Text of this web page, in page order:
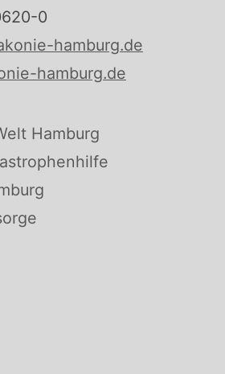
0
hamburg.de
hamburg.de
Hamburg